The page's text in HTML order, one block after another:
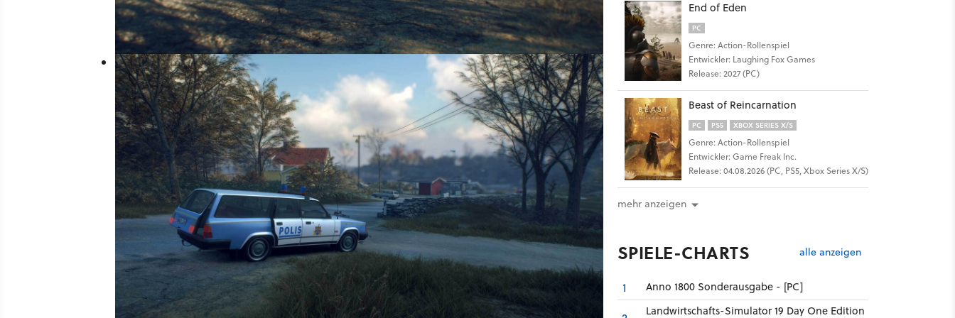
End of Eden
PC
Genre: Action-Rollenspiel
Entwickler: Laughing Fox Games
Release: 2027 (PC)
Beast of Reincarnation
PC PS5 XBOX SERIES X/S
Genre: Action-Rollenspiel
Entwickler: Game Freak Inc.
Release: 04.08.2026 (PC, PS5, Xbox Series X/S)
mehr anzeigen
SPIELE-CHARTS alle anzeigen
1 Anno 1800 Sonderausgabe - [PC]
Landwirtschafts-Simulator 19 Day One Edition